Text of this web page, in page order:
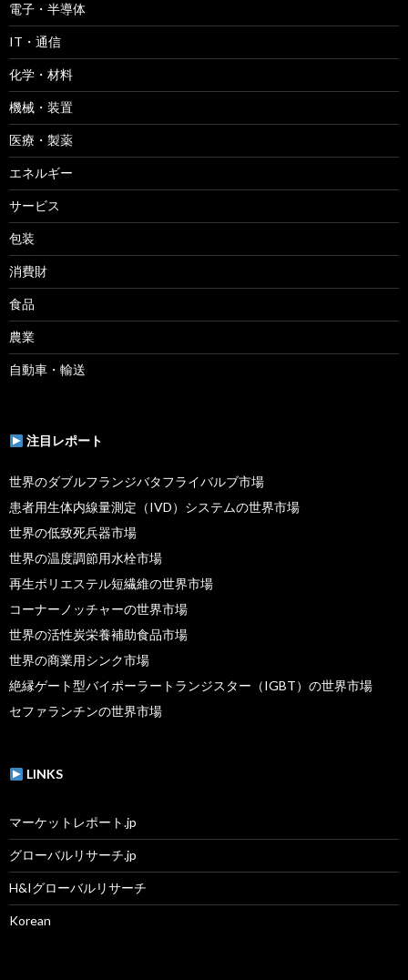
電子・半導体
IT・通信
化学・材料
機械・装置
医療・製薬
エネルギー
サービス
包装
消費財
食品
農業
自動車・輸送
注目レポート
世界のダブルフランジバタフライバルブ市場
患者用生体内線量測定（IVD）システムの世界市場
世界の低致死兵器市場
世界の温度調節用水栓市場
再生ポリエステル短繊維の世界市場
コーナーノッチャーの世界市場
世界の活性炭栄養補助食品市場
世界の商業用シンク市場
絶縁ゲート型バイポーラートランジスター（IGBT）の世界市場
セファランチンの世界市場
LINKS
マーケットレポート.jp
グローバルリサーチ.jp
H&Iグローバルリサーチ
Korean